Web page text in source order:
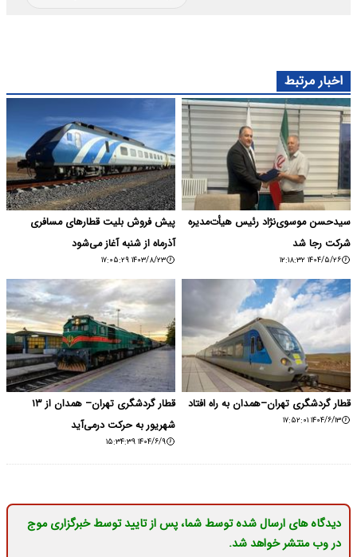
اخبار مرتبط
سیدحسن موسوی‌نژاد رئیس هیأت‌مدیره
شرکت رجا شد
۱۴۰۴/۵/۲۶ ۱۲:۱۸:۳۲
پیش فروش بلیت قطارهای مسافری
آذرماه از شنبه آغاز می‌شود
۱۴۰۳/۸/۲۳ ۱۷:۰۵:۲۹
قطار گردشگری تهران–همدان به راه افتاد
۱۴۰۴/۶/۱۳ ۱۷:۵۲:۰۱
قطار گردشگری تهران– همدان از ۱۳
شهریور به حرکت درمی‌آید
۱۴۰۴/۶/۹ ۱۵:۳۴:۳۹
دیدگاه های ارسال شده توسط شما، پس از تایید توسط خبرگزاری موج
در وب منتشر خواهد شد.